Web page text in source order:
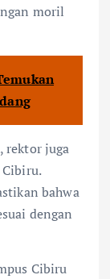
moril
rektor juga
bahwa
dengan
Cibiru